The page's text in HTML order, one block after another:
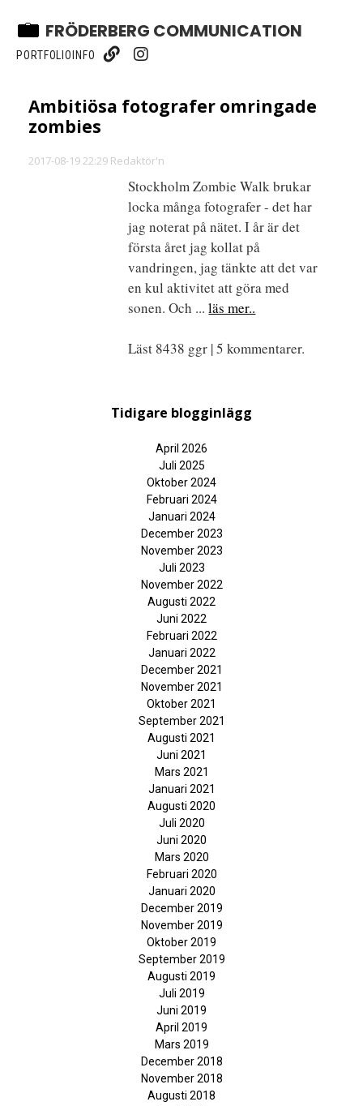
FRÖDERBERG COMMUNICATION
PORTFOLIOINFO
Ambitiösa fotografer omringade
zombies
2017-08-19 22:29 Redaktör'n
Stockholm Zombie Walk brukar
locka många fotografer - det har
jag noterat på nätet. I år är det
första året jag kollat på
vandringen, jag tänkte att det var
en kul aktivitet att göra med
sonen. Och ...läs mer..
Läst 8438 ggr | 5 kommentarer.
Tidigare blogginlägg
April 2026
Juli 2025
Oktober 2024
Februari 2024
Januari 2024
December 2023
November 2023
Juli 2023
November 2022
Augusti 2022
Juni 2022
Februari 2022
Januari 2022
December 2021
November 2021
Oktober 2021
September 2021
Augusti 2021
Juni 2021
Mars 2021
Januari 2021
Augusti 2020
Juli 2020
Juni 2020
Mars 2020
Februari 2020
Januari 2020
December 2019
November 2019
Oktober 2019
September 2019
Augusti 2019
Juli 2019
Juni 2019
April 2019
Mars 2019
December 2018
November 2018
Augusti 2018